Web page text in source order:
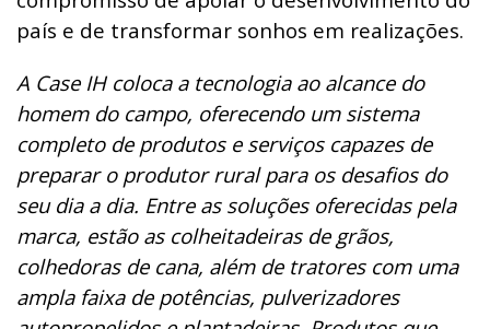
país e de transformar sonhos em realizações.
A Case IHcoloca a tecnologia ao alcance do
homem do campo, oferecendo um sistema
completo de produtos e serviços capazes de
preparar o produtor rural para os desafios do
seu dia a dia. Entre as soluções oferecidas pela
marca, estão as colheitadeiras de grãos,
colhedoras de cana, além de tratores com uma
ampla faixa de potências, pulverizadores